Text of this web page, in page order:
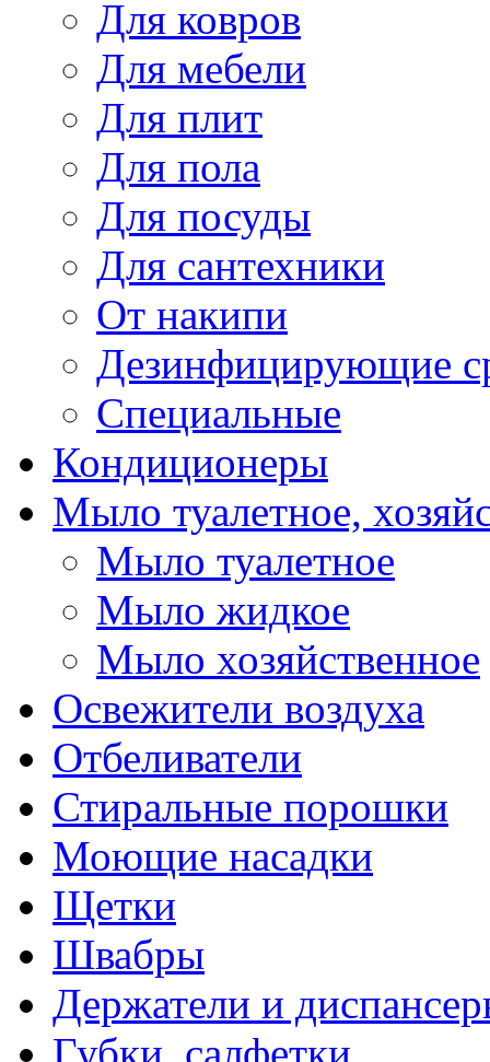
Для ковров
Для мебели
Для плит
Для пола
Для посуды
Для сантехники
От накипи
Дезинфицирующие
Специальные
Кондиционеры
Мыло туалетное,
Мыло туалетное
Мыло жидкое
Мыло хозяйственное
Освежители воздуха
Отбеливатели
Стиральные порошки
Моющие насадки
Щетки
Швабры
Держатели и
Губки, салфетки